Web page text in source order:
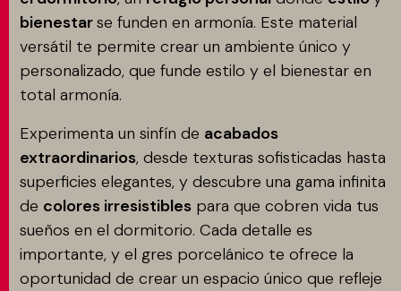
bienestarse funden en armonía. Este material
versátil te permite crear un ambiente único y
personalizado, que funde estilo y el bienestar en
total armonía.
Experimenta un sinfín de acabados
extraordinarios, desde texturas sofisticadas hasta
superficies elegantes, y descubre una gama infinita
de colores irresistibles para que cobren vida tus
sueños en el dormitorio. Cada detalle es
importante, y el gres porcelánico te ofrece la
oportunidad de crear un espacio único que refleje